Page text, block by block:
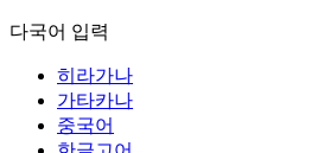
다국어 입력
히라가나
가타카나
중국어